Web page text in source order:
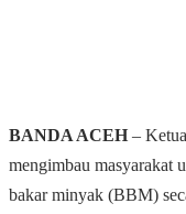
BANDA ACEH –
mengimbau masyarakat
bakar minyak (BBM)